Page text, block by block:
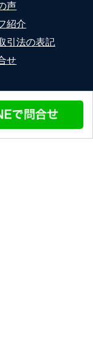
声
紹介
引法の表記
せ